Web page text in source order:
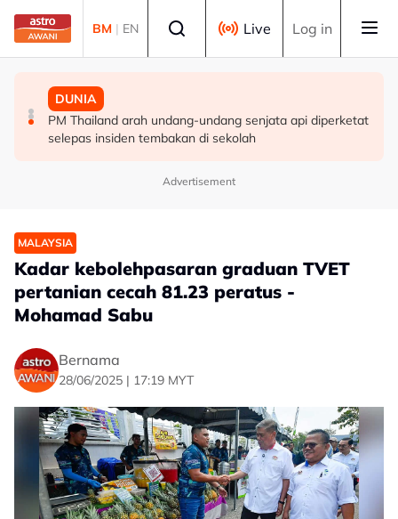
Skip to main content
BM | EN Live Log in
MALAYSIA
Berita tempatan pilihan sepanjang hari ini
MALAYSIA
Pengacara, ahli perniagaan ditahan bantu siasatan
audio siar sentuh isu sensitiviti agama
DUNIA
PM Thailand arah undang-undang senjata api diperketat
selepas insiden tembakan di sekolah
Advertisement
MALAYSIA
Kadar kebolehpasaran graduan TVET
pertanian cecah 81.23 peratus -
Mohamad Sabu
Bernama
28/06/2025 | 17:19 MYT